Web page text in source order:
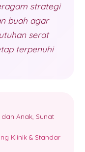
strategi
buah agar
serat
terpenuhi
Anak, Sunat
Klinik & Standar